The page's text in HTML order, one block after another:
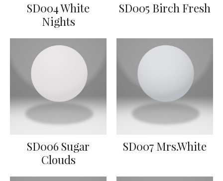
SD004 White
Nights
SD005 Birch Fresh
SD006 Sugar
Clouds
SD007 Mrs.White